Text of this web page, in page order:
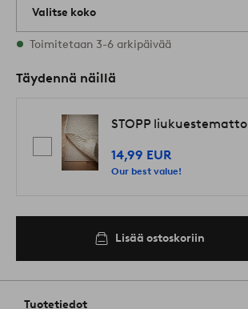
Valitse koko
Varastossa on kaikkia kokoja
Toimitetaan 3-6 arkipäivää
Täydennä näillä
STOPP liukuestematto
14,99 EUR
Our best value!
Lisää ostoskoriin
Tuotetiedot